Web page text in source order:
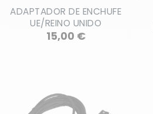
ADAPTADOR DE ENCHUFE
UE/REINO UNIDO
15,00 €Precio